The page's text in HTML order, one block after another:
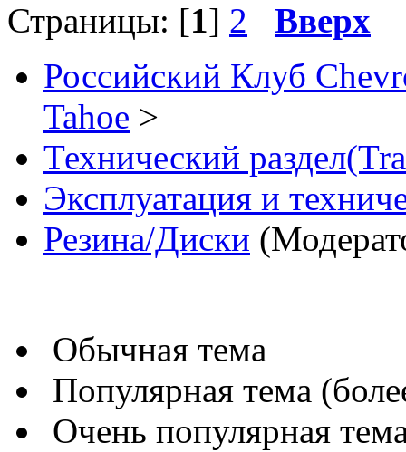
Страницы: [1] 2
Вверх
Российский Клуб
Tahoe >
Технический
Эксплуатация и
Резина/Диски
Обычная тема
Популярная тема
Очень популярная